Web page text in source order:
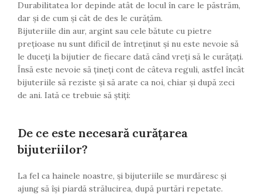
Durabilitatea lor depinde atât de locul în care le păstrăm,
dar și de cum și cât de des le curățăm.
Bijuteriile din aur, argint sau cele bătute cu pietre
prețioase nu sunt dificil de întreținut și nu este nevoie să
le duceți la bijutier de fiecare dată când vreți să le curățați.
Însă este nevoie să țineți cont de câteva reguli, astfel încât
bijuteriile să reziste și să arate ca noi, chiar și după zeci
de ani. Iată ce trebuie să știți:
De ce este necesară curățarea
bijuteriilor?
La fel ca hainele noastre, și bijuteriile se murdăresc și
ajung să își piardă strălucirea, după purtări repetate.